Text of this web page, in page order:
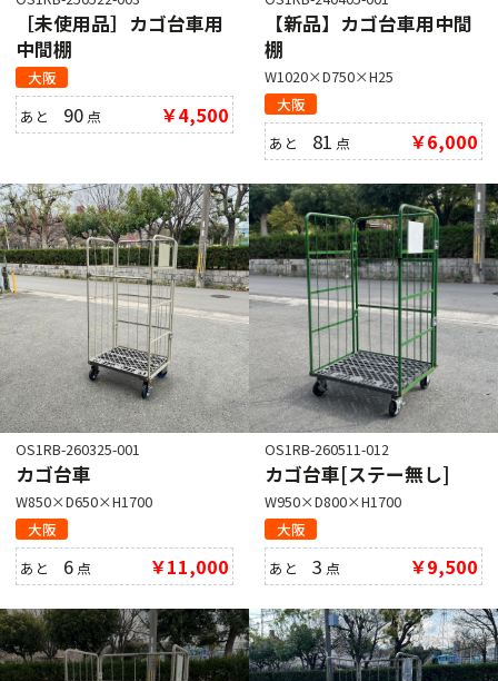
［未使用品］カゴ台車用
中間棚
大阪
あと 90 点 ￥4,500
【新品】カゴ台車用中間
棚
W1020×D750×H25
大阪
あと 81 点 ￥6,000
OS1RB-260325-001
カゴ台車
W850×D650×H1700
大阪
あと 6 点 ￥11,000
OS1RB-260511-012
カゴ台車[ステー無し]
W950×D800×H1700
大阪
あと3 点 ￥9,500